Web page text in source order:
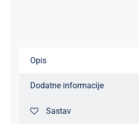
Opis
Dodatne informacije
Sastav